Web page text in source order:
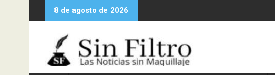
al
8 de agosto de 2026